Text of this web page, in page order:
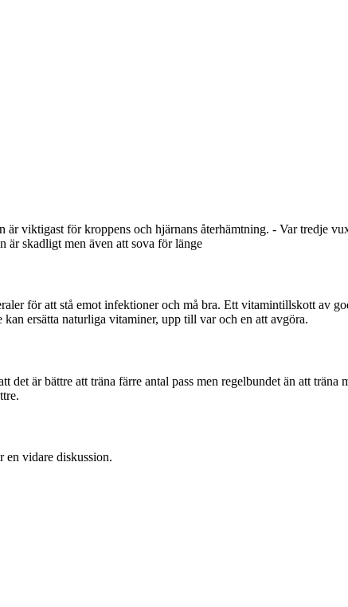
viktigast för kroppens och hjärnans återhämtning. - Var tredje
är skadligt men även att sova för länge
för att stå emot infektioner och må bra. Ett vitamintillskott av
ersätta naturliga vitaminer, upp till var och en att avgöra.
är bättre att träna färre antal pass men regelbundet än att
en vidare diskussion.